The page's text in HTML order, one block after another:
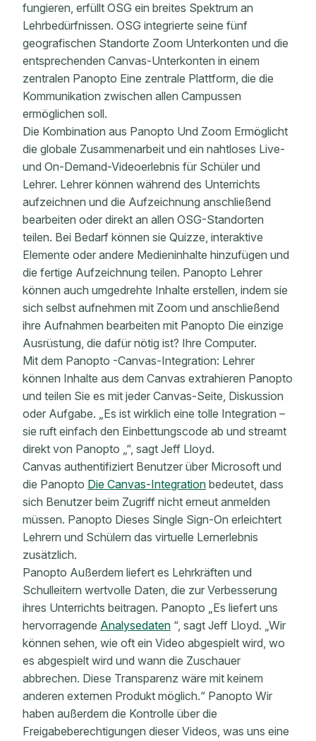
fungieren, erfüllt OSG ein breites Spektrum an
Lehrbedürfnissen. OSG integrierte seine fünf
geografischen Standorte Zoom Unterkonten und die
entsprechenden Canvas-Unterkonten in einem
zentralen Panopto Eine zentrale Plattform, die die
Kommunikation zwischen allen Campussen
ermöglichen soll.
Die Kombination aus Panopto Und Zoom Ermöglicht
die globale Zusammenarbeit und ein nahtloses Live-
und On-Demand-Videoerlebnis für Schüler und
Lehrer. Lehrer können während des Unterrichts
aufzeichnen und die Aufzeichnung anschließend
bearbeiten oder direkt an allen OSG-Standorten
teilen. Bei Bedarf können sie Quizze, interaktive
Elemente oder andere Medieninhalte hinzufügen und
die fertige Aufzeichnung teilen. Panopto Lehrer
können auch umgedrehte Inhalte erstellen, indem sie
sich selbst aufnehmen mit Zoom und anschließend
ihre Aufnahmen bearbeiten mit Panopto Die einzige
Ausrüstung, die dafür nötig ist? Ihre Computer.
Mit dem Panopto -Canvas-Integration: Lehrer
können Inhalte aus dem Canvas extrahieren Panopto
und teilen Sie es mit jeder Canvas-Seite, Diskussion
oder Aufgabe. „Es ist wirklich eine tolle Integration –
sie ruft einfach den Einbettungscode ab und streamt
direkt von Panopto „“, sagt Jeff Lloyd.
Canvas authentifiziert Benutzer über Microsoft und
die Panopto Die Canvas-Integration bedeutet, dass
sich Benutzer beim Zugriff nicht erneut anmelden
müssen. Panopto Dieses Single Sign-On erleichtert
Lehrern und Schülern das virtuelle Lernerlebnis
zusätzlich.
Panopto Außerdem liefert es Lehrkräften und
Schulleitern wertvolle Daten, die zur Verbesserung
ihres Unterrichts beitragen. Panopto „Es liefert uns
hervorragende Analysedaten “, sagt Jeff Lloyd. „Wir
können sehen, wie oft ein Video abgespielt wird, wo
es abgespielt wird und wann die Zuschauer
abbrechen. Diese Transparenz wäre mit keinem
anderen externen Produkt möglich.“ Panopto Wir
haben außerdem die Kontrolle über die
Freigabeberechtigungen dieser Videos, was uns eine